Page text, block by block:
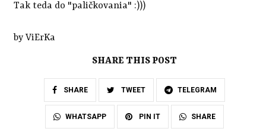
Tak teda do "paličkovania" :)))
by ViErKa
SHARE THIS POST
SHARE TWEET TELEGRAM
WHATSAPP PIN IT SHARE